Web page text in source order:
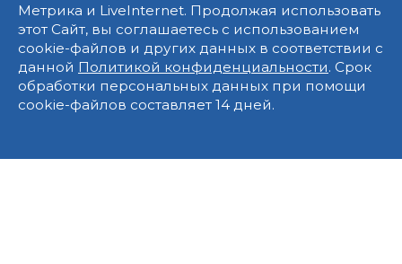
Метрика и LiveInternet. Продолжая использовать
этот Сайт, вы соглашаетесь с использованием
cookie-файлов и других данных в соответствии с
данной Политикой конфиденциальности. Срок
обработки персональных данных при помощи
cookie-файлов составляет 14 дней.